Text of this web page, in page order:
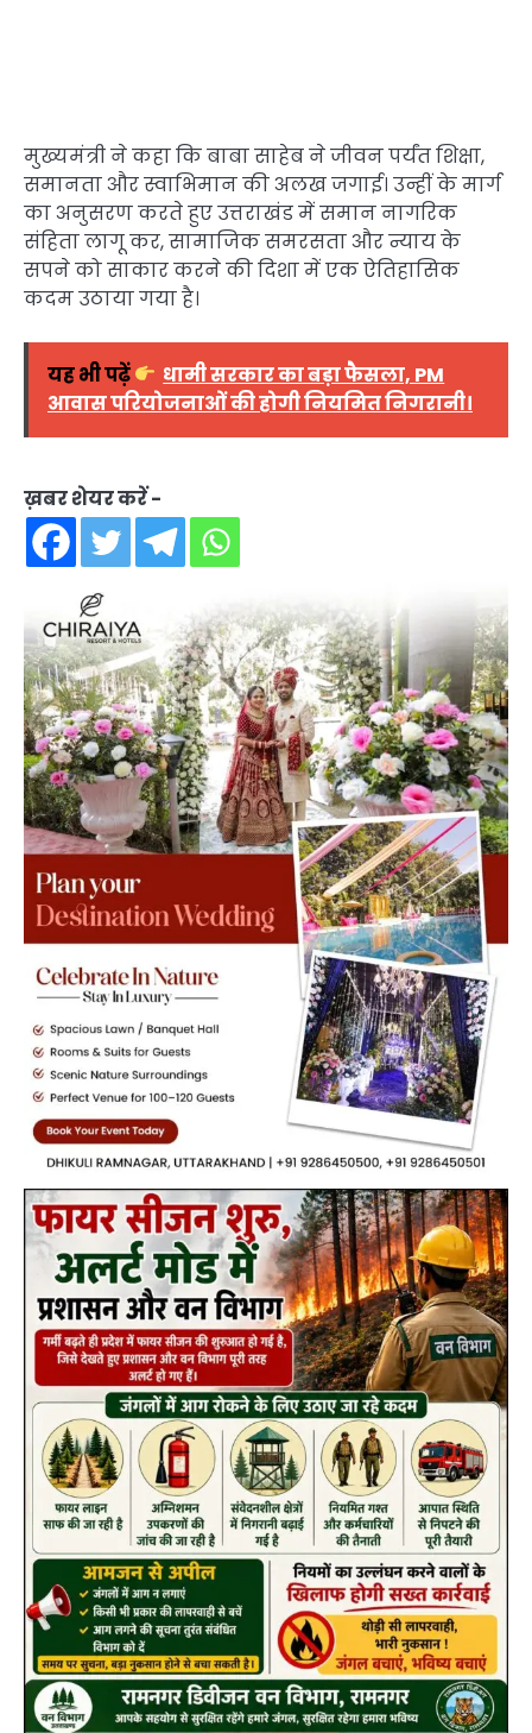
मुख्यमंत्री ने कहा कि बाबा साहेब ने जीवन पर्यंत शिक्षा,
समानता और स्वाभिमान की अलख जगाई। उन्हीं के मार्ग
का अनुसरण करते हुए उत्तराखंड में समान नागरिक
संहिता लागू कर, सामाजिक समरसता और न्याय के
सपने को साकार करने की दिशा में एक ऐतिहासिक
कदम उठाया गया है।
यह भी पढ़ें
धामी सरकार का बड़ा फैसला, PM
आवास परियोजनाओं की होगी नियमित निगरानी।
ख़बर शेयर करें -